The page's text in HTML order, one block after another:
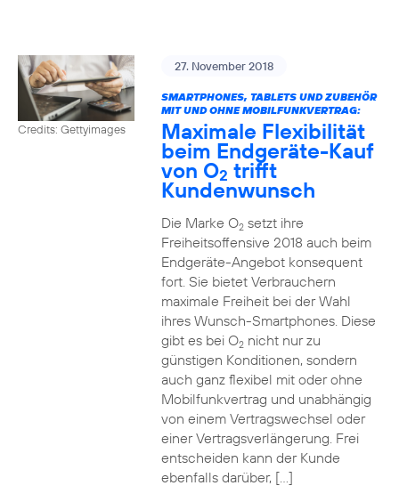
Credits: Gettyimages
27. November 2018
SMARTPHONES, TABLETS UND ZUBEHÖR
MIT UND OHNE MOBILFUNKVERTRAG:
Maximale Flexibilität
beim Endgeräte-Kauf
von O2 trifft
Kundenwunsch
Die Marke O2setzt ihre
Freiheitsoffensive 2018 auch beim
Endgeräte-Angebot konsequent
fort. Sie bietet Verbrauchern
maximale Freiheit bei der Wahl
ihres Wunsch-Smartphones. Diese
gibt es bei O2nicht nur zu
günstigen Konditionen, sondern
auch ganz flexibel mit oder ohne
Mobilfunkvertrag und unabhängig
von einem Vertragswechsel oder
einer Vertragsverlängerung. Frei
entscheiden kann der Kunde
ebenfalls darüber, […]